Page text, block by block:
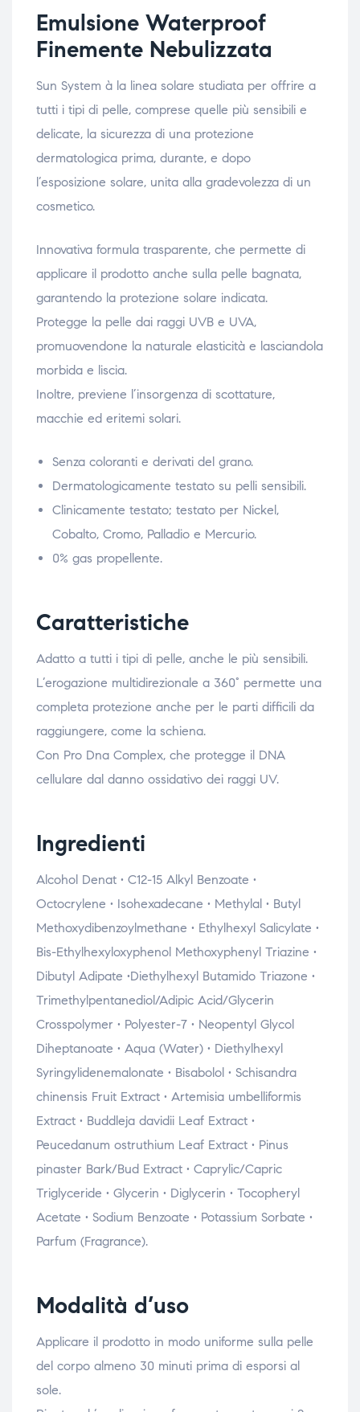
Emulsione Waterproof
Finemente Nebulizzata
Sun System à la linea solare studiata per offrire a
tutti i tipi di pelle, comprese quelle più sensibili e
delicate, la sicurezza di una protezione
dermatologica prima, durante, e dopo
l’esposizione solare, unita alla gradevolezza di un
cosmetico.
Innovativa formula trasparente, che permette di
applicare il prodotto anche sulla pelle bagnata,
garantendo la protezione solare indicata.
Protegge la pelle dai raggi UVB e UVA,
promuovendone la naturale elasticità e lasciandola
morbida e liscia.
Inoltre, previene l’insorgenza di scottature,
macchie ed eritemi solari.
Senza coloranti e derivati del grano.
Dermatologicamente testato su pelli sensibili.
Clinicamente testato; testato per Nickel,
Cobalto, Cromo, Palladio e Mercurio.
0% gas propellente.
Caratteristiche
Adatto a tutti i tipi di pelle, anche le più sensibili.
L’erogazione multidirezionale a 360° permette una
completa protezione anche per le parti difficili da
raggiungere, come la schiena.
Con Pro Dna Complex, che protegge il DNA
cellulare dal danno ossidativo dei raggi UV.
Ingredienti
Alcohol Denat • C12-15 Alkyl Benzoate •
Octocrylene • Isohexadecane • Methylal • Butyl
Methoxydibenzoylmethane • Ethylhexyl Salicylate •
Bis-Ethylhexyloxyphenol Methoxyphenyl Triazine •
Dibutyl Adipate •Diethylhexyl Butamido Triazone •
Trimethylpentanediol/Adipic Acid/Glycerin
Crosspolymer • Polyester-7 • Neopentyl Glycol
Diheptanoate • Aqua (Water) • Diethylhexyl
Syringylidenemalonate • Bisabolol • Schisandra
chinensis Fruit Extract • Artemisia umbelliformis
Extract • Buddleja davidii Leaf Extract •
Peucedanum ostruthium Leaf Extract • Pinus
pinaster Bark/Bud Extract • Caprylic/Capric
Triglyceride • Glycerin • Diglycerin • Tocopheryl
Acetate • Sodium Benzoate • Potassium Sorbate •
Parfum (Fragrance).
Modalità d’uso
Applicare il prodotto in modo uniforme sulla pelle
del corpo almeno 30 minuti prima di esporsi al
sole.